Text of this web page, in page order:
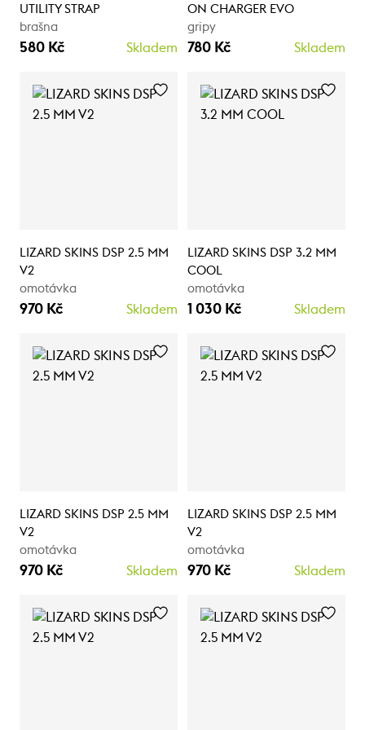
UTILITY STRAP
brašna
580 Kč Skladem
ON CHARGER EVO
gripy
780 Kč Skladem
LIZARD SKINS DSP 2.5 MM
V2
omotávka
970 Kč Skladem
LIZARD SKINS DSP 3.2 MM
COOL
omotávka
1 030 Kč Skladem
LIZARD SKINS DSP 2.5 MM
V2
omotávka
970 Kč Skladem
LIZARD SKINS DSP 2.5 MM
V2
omotávka
970 Kč Skladem